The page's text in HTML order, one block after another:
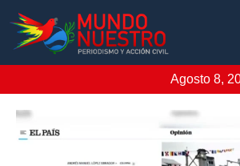
Agosto 8,